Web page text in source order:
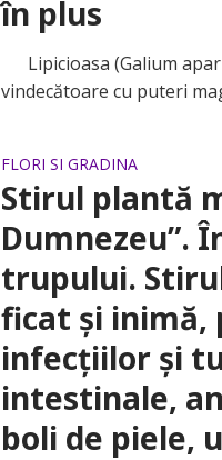
în plus
Lipicioasa (Galium
vindecătoare cu puteri
FLORI SI GRADINA
Stirul plantă
Dumnezeu”.
trupului.
ficat şi inimă,
infecţiilor şi
intestinale,
boli de piele,